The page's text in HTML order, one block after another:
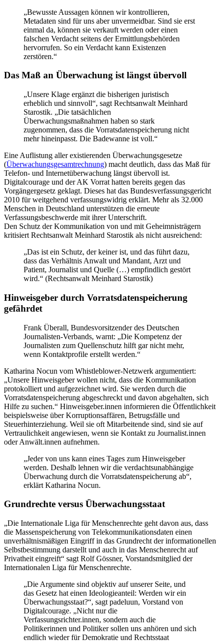
„Bewusste Aussagen können wir kontrollieren,
Metadaten sind für uns aber unvermeidbar. Sind sie erst
einmal da, können sie verkauft werden oder einen
falschen Verdacht seitens der Ermittlungsbehörden
hervorrufen. So ein Verdacht kann Existenzen
zerstören.“
Das Maß an Überwachung ist längst übervoll
„Unsere Klage ergänzt die bisherigen juristisch
erheblich und sinnvoll“, sagt Rechtsanwalt Meinhard
Starostik. „Die tatsächlichen
Überwachungsmaßnahmen haben so stark
zugenommen, dass die Vorratsdatenspeicherung nicht
mehr hineinpasst. Die Badewanne ist voll.“
Eine Auflistung aller existierenden Überwachungsgesetze
(Überwachungsgesamtrechnung) macht deutlich, dass das Maß für
Telefon- und Internetüberwachung längst übervoll ist.
Digitalcourage und der AK Vorrat hatten bereits gegen das
Vorgängergesetz geklagt. Dieses hat das Bundesverfassungsgericht
2010 für weitgehend verfassungswidrig erklärt. Mehr als 32.000
Menschen in Deutschland unterstützen die erneute
Verfassungsbeschwerde mit ihrer Unterschrift.
Den Schutz der Kommunikation von und mit Geheimnisträgern
kritisiert Rechtsanwalt Meinhard Starostik als nicht ausreichend:
„Das ist ein Schutz, der keiner ist, und das führt dazu,
dass das Verhältnis Anwalt und Mandant, Arzt und
Patient, Journalist und Quelle (…) empfindlich gestört
wird.“ (Rechtsanwalt Meinhard Starostik)
Hinweisgeber durch Vorratsdatenspeicherung
gefährdet
Frank Überall, Bundesvorsitzender des Deutschen
Journalisten-Verbands, warnt: „Die Kompetenz der
Journalisten zum Quellenschutz hilft gar nicht mehr,
wenn Kontaktprofile erstellt werden.“
Katharina Nocun vom Whistleblower-Netzwerk argumentiert:
„Unsere Hinweisgeber wollen nicht, dass die Kommunikation
protokolliert und aufgezeichnet wird. Sie werden durch die
Vorratsdatenspeicherung abgeschreckt und davon abgehalten, sich
Hilfe zu suchen.“ Hinweisgeber.innen informieren die Öffentlichkeit
beispielsweise über Korruptionsaffären, Betrugsfälle und
Steuerhinterziehung. Weil sie oft Mitarbeitende sind, sind sie auf
Vertraulichkeit angewiesen, wenn sie Kontakt zu Journalist.innen
oder Anwält.innen aufnehmen.
„Jeder von uns kann eines Tages zum Hinweisgeber
werden. Deshalb lehnen wir die verdachtsunabhängige
Überwachung durch die Vorratsdatenspeicherung ab“,
erklärt Katharina Nocun.
Grundrechte versus Überwachungsstaat
„Die Internationale Liga für Menschenrechte geht davon aus, dass
die Massenspeicherung von Telekommunikationsdaten einen
unverhältnismäßigen Eingriff in das Grundrecht der informationellen
Selbstbestimmung darstellt und auch in das Menschenrecht auf
Privatheit eingreift“ sagt Rolf Gössner, Vorstandsmitglied der
Internationalen Liga für Menschenrechte.
„Die Argumente sind objektiv auf unserer Seite, und
das Gesetz hat einen Ideologieanteil: Werden wir ein
Überwachungsstaat?“, sagt padeluun, Vorstand von
Digitalcourage. „Nicht nur die
Verfassungsrichter.innen, sondern auch die
Politikerinnen und Politiker sollen uns anhören und sich
endlich wieder für Demokratie und Rechtsstaat